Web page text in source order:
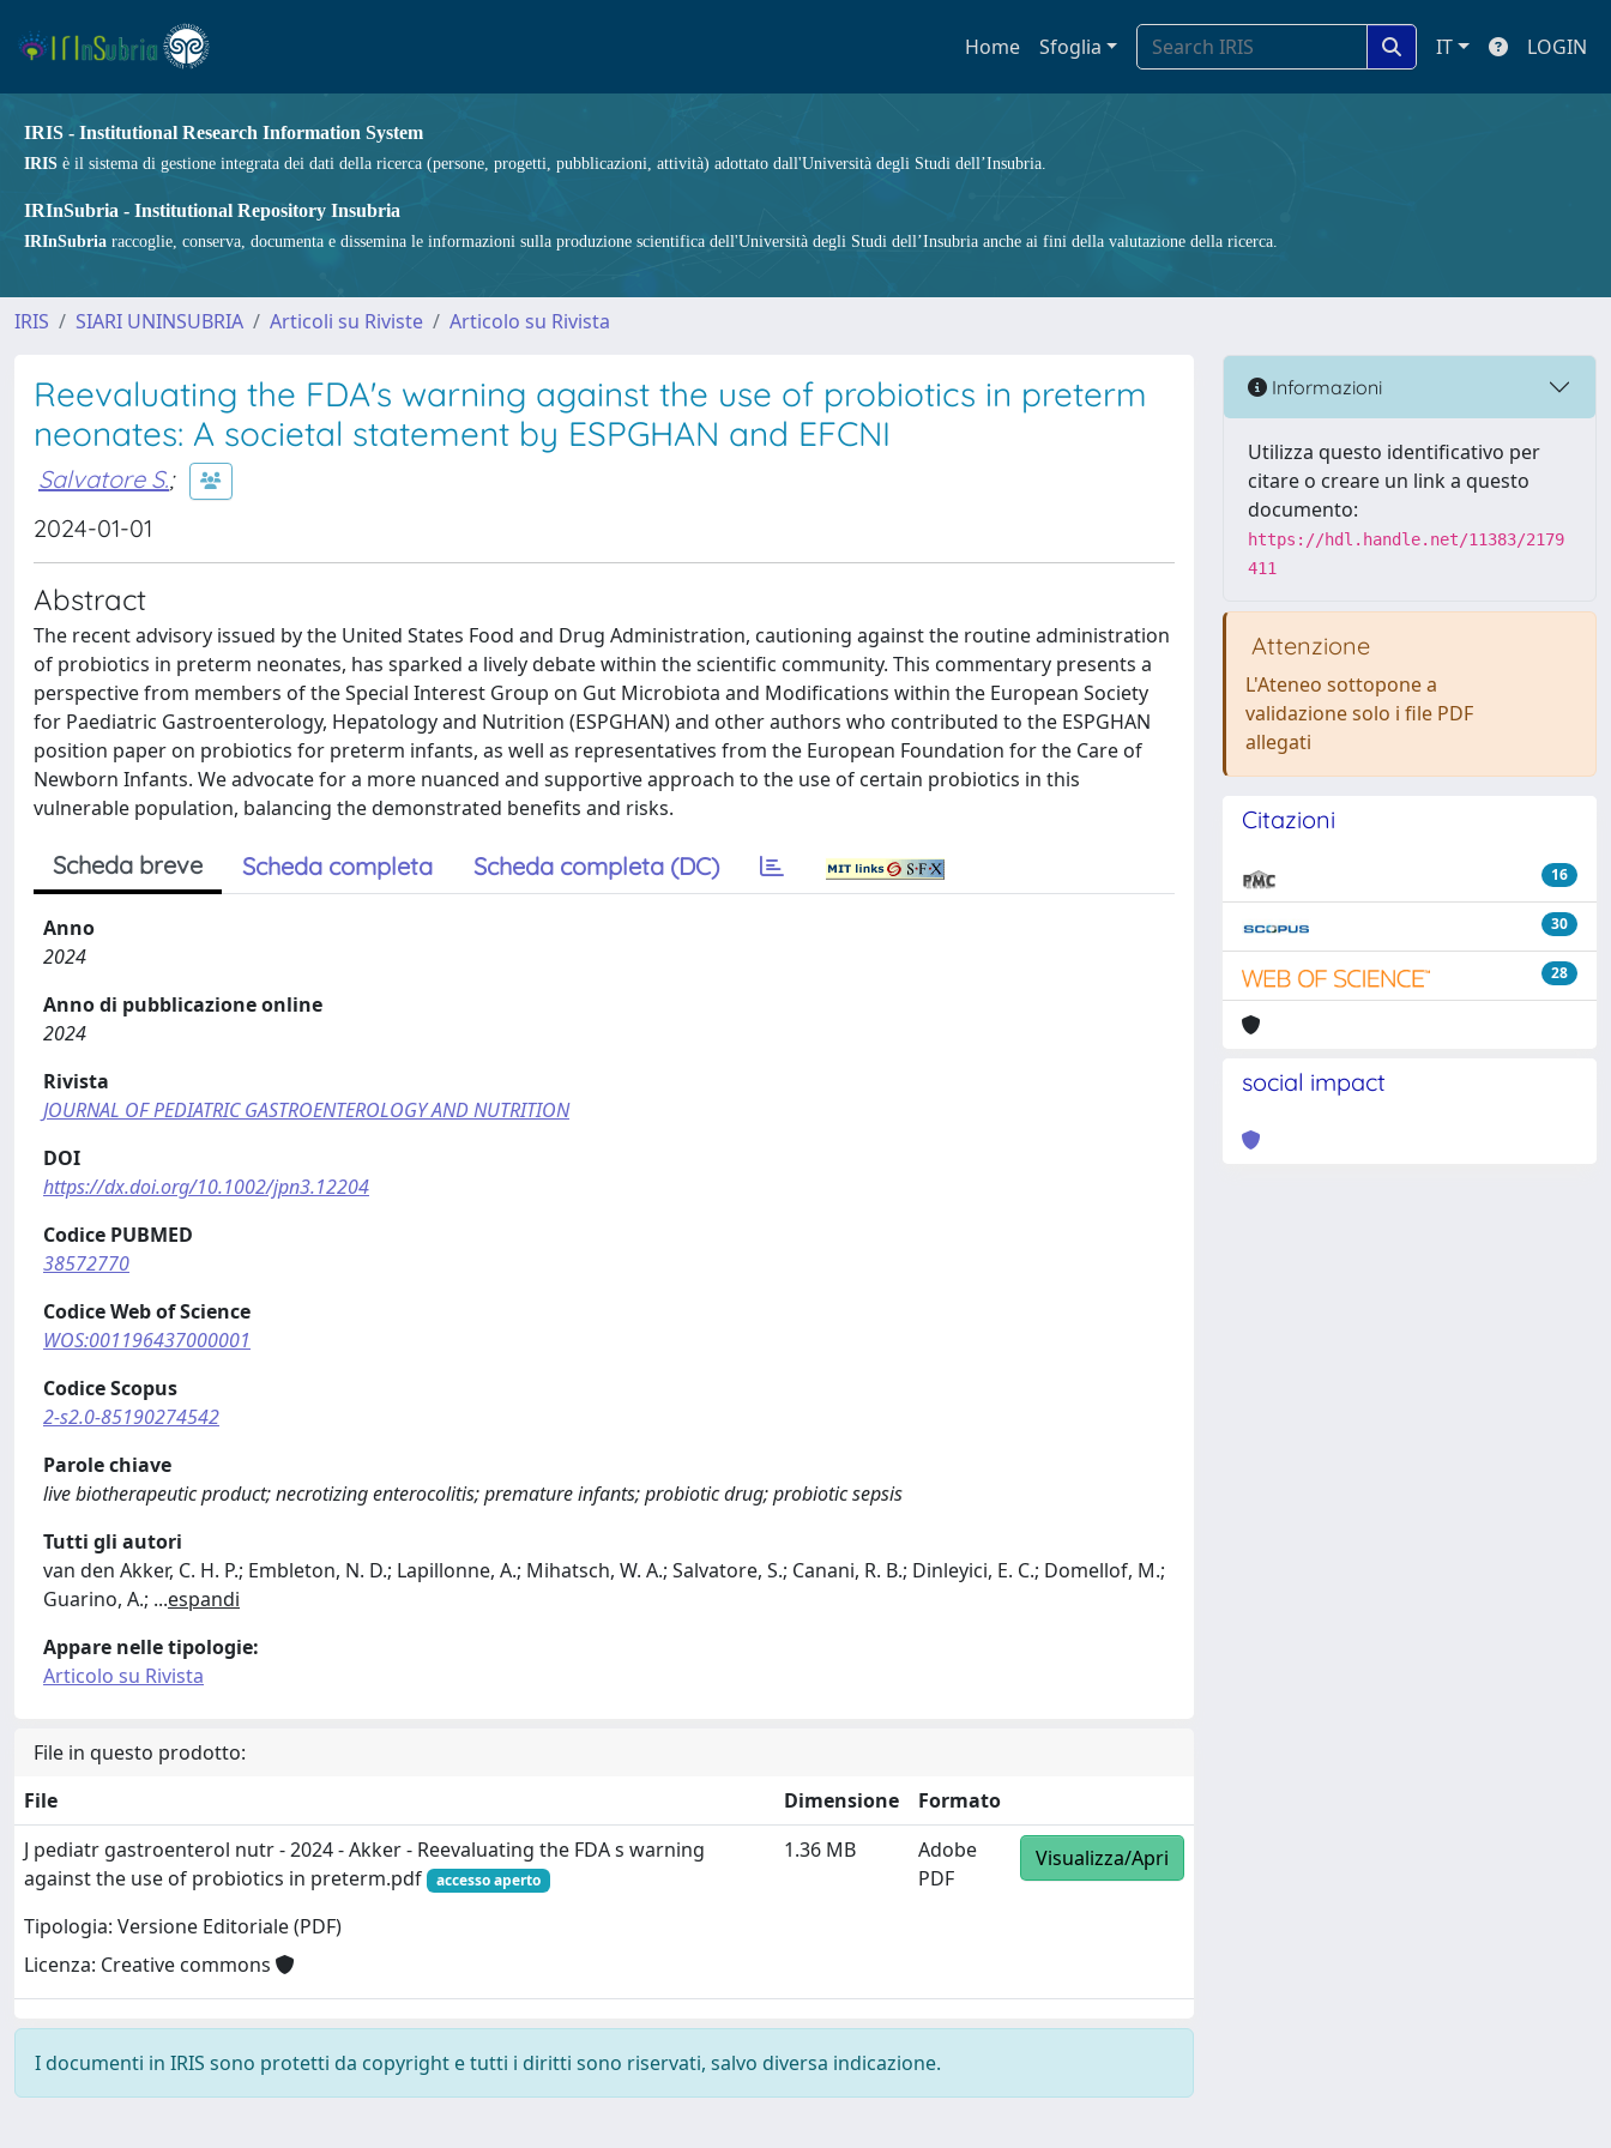
Home Sfoglia IT LOGIN
IRIS - Institutional Research Information System
IRIS è il sistema di gestione integrata dei dati della ricerca (persone, progetti, pubblicazioni, attività) adottato dall'Università degli Studi dell’Insubria.
IRInSubria - Institutional Repository Insubria
IRInSubria raccoglie, conserva, documenta e dissemina le informazioni sulla produzione scientifica dell'Università degli Studi dell’Insubria anche ai fini della valutazione della ricerca.
IRIS SIARI UNINSUBRIA Articoli su Riviste Articolo su Rivista
Reevaluating the FDA's warning against the use of probiotics in preterm
neonates: A societal statement by ESPGHAN and EFCNI
Salvatore S.;
2024-01-01
Abstract
The recent advisory issued by the United States Food and Drug Administration, cautioning against the routine administration
of probiotics in preterm neonates, has sparked a lively debate within the scientific community. This commentary presents a
perspective from members of the Special Interest Group on Gut Microbiota and Modifications within the European Society
for Paediatric Gastroenterology, Hepatology and Nutrition (ESPGHAN) and other authors who contributed to the ESPGHAN
position paper on probiotics for preterm infants, as well as representatives from the European Foundation for the Care of
Newborn Infants. We advocate for a more nuanced and supportive approach to the use of certain probiotics in this
vulnerable population, balancing the demonstrated benefits and risks.
Scheda breve Scheda completa Scheda completa (DC)
Anno
2024
Anno di pubblicazione online
2024
Rivista
JOURNAL OF PEDIATRIC GASTROENTEROLOGY AND NUTRITION
DOI
https://dx.doi.org/10.1002/jpn3.12204
Codice PUBMED
38572770
Codice Web of Science
WOS:001196437000001
Codice Scopus
2-s2.0-85190274542
Parole chiave
live biotherapeutic product; necrotizing enterocolitis; premature infants; probiotic drug; probiotic sepsis
Tutti gli autori
van den Akker, C. H. P.; Embleton, N. D.; Lapillonne, A.; Mihatsch, W. A.; Salvatore, S.; Canani, R. B.; Dinleyici, E. C.; Domellof, M.;
Guarino, A.; ...espandi
Appare nelle tipologie:
Articolo su Rivista
File in questo prodotto:
File
Dimensione
Formato
J pediatr gastroenterol nutr - 2024 - Akker - Reevaluating the FDA s warning
against the use of probiotics in preterm.pdf
accesso aperto
Tipologia: Versione Editoriale (PDF)
Licenza: Creative commons
1.36 MB
Adobe
PDF
Visualizza/Apri
I documenti in IRIS sono protetti da copyright e tutti i diritti sono riservati, salvo diversa indicazione.
Informazioni
Utilizza questo identificativo per
citare o creare un link a questo
documento:
https://hdl.handle.net/11383/2179
411
Attenzione
L'Ateneo sottopone a
validazione solo i file PDF
allegati
Citazioni
16
30
28
social impact